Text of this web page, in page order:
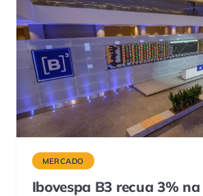
MERCADO
Ibovespa B3 recua 3%